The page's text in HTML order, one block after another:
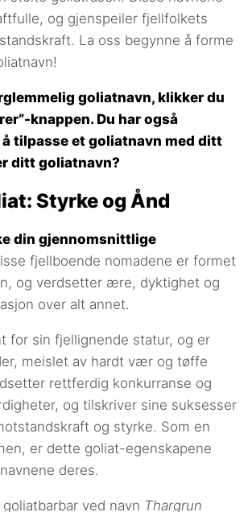
og gjenspeiler fjellfolkets
La oss begynne å forme
goliatnavn, klikker du
knappen. Du har også
tilpasse et goliatnavn med ditt
ditt goliatnavn?
Styrke og Ånd
din gjennomsnittlige
fjellboende nomadene er formet
og verdsetter ære, dyktighet og
over alt annet.
for sin fjellignende statur, og er
meislet av hardt vær og tøffe
rettferdig konkurranse og
og tilskriver sine suksesser
og styrke. Som en
er dette goliat-egenskapene
deres.
ved navn Thargrun